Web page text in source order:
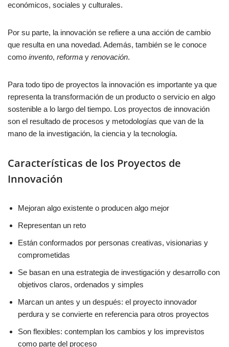
económicos, sociales y culturales.
Por su parte, la innovación se refiere a una acción de cambio
que resulta en una novedad. Además, también se le conoce
como invento, reforma y renovación.
Para todo tipo de proyectos la innovación es importante ya que
representa la transformación de un producto o servicio en algo
sostenible a lo largo del tiempo. Los proyectos de innovación
son el resultado de procesos y metodologías que van de la
mano de la investigación, la ciencia y la tecnología.
Características de los Proyectos de
Innovación
Mejoran algo existente o producen algo mejor
Representan un reto
Están conformados por personas creativas, visionarias y
comprometidas
Se basan en una estrategia de investigación y desarrollo con
objetivos claros, ordenados y simples
Marcan un antes y un después: el proyecto innovador
perdura y se convierte en referencia para otros proyectos
Son flexibles: contemplan los cambios y los imprevistos
como parte del proceso